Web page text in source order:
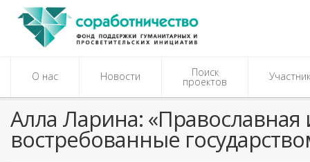
О нас Новости Поиск
проектов
Алла Ларина:
востребованные